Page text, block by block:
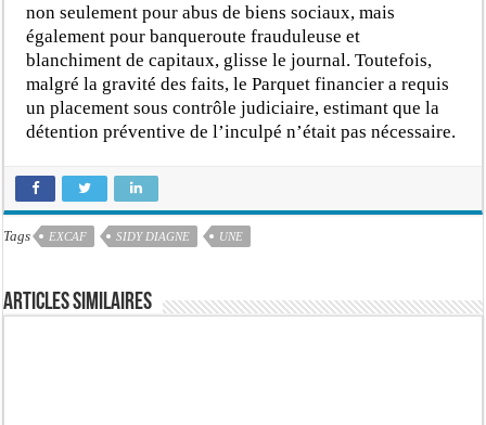
non seulement pour abus de biens sociaux, mais
également pour banqueroute frauduleuse et
blanchiment de capitaux, glisse le journal. Toutefois,
malgré la gravité des faits, le Parquet financier a requis
un placement sous contrôle judiciaire, estimant que la
détention préventive de l’inculpé n’était pas nécessaire.
Tags EXCAF SIDY DIAGNE UNE
Articles similaires